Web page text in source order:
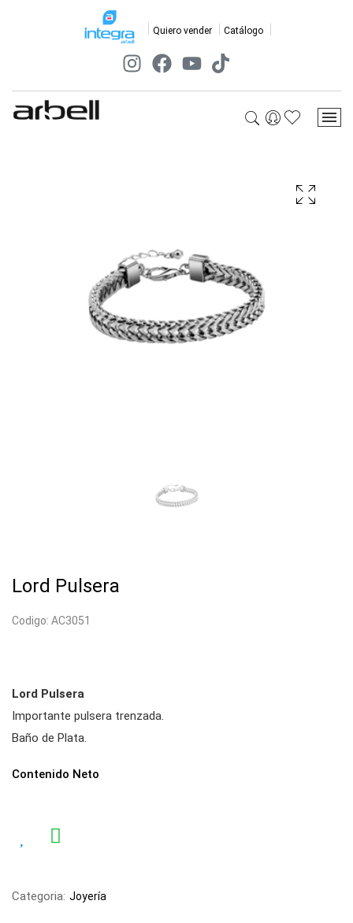
Quiero vender Catálogo
Lord Pulsera
Codigo: AC3051
Lord Pulsera
Importante pulsera trenzada.
Baño de Plata.
Contenido Neto
Categoria: Joyería